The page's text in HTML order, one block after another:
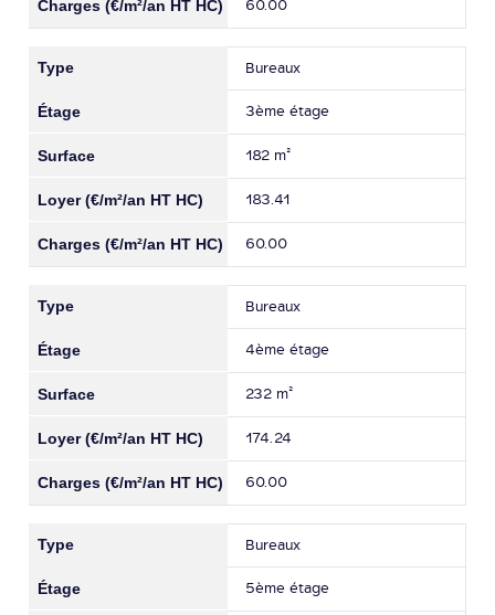
60.00
Bureaux
3ème étage
182 m²
183.41
60.00
Bureaux
4ème étage
232 m²
174.24
60.00
Bureaux
5ème étage